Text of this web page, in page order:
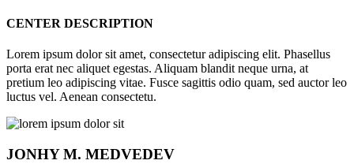
CENTER DESCRIPTION
Lorem ipsum dolor sit amet, consectetur adipiscing elit. Phasellus
porta erat nec aliquet egestas. Aliquam blandit neque urna, at
pretium leo adipiscing vitae. Fusce sagittis odio quam, sed auctor leo
luctus vel. Aenean consectetu.
JONHYM. MEDVEDEV